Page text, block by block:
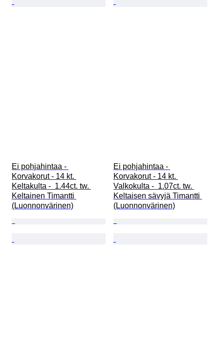
Ei pohjahintaa -
Korvakorut - 14 kt.
Keltakulta -  1.44ct. tw.
Keltainen Timantti
(Luonnonvärinen)
Ei pohjahintaa -
Korvakorut - 14 kt.
Valkokulta -  1.07ct. tw.
Keltaisen sävyjä Timantti
(Luonnonvärinen)